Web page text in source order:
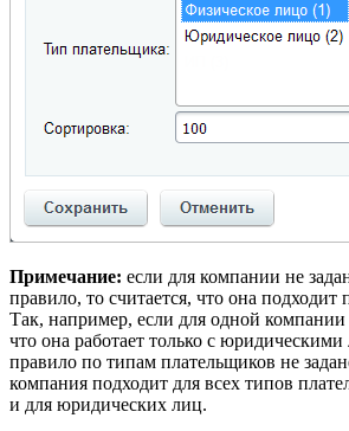
Примечание: если для компании не
правило, то считается, что она подходит
Так, например, если для одной компании
что она работает только с
правило по типам плательщиков не
компания подходит для всех типов
и для юридических лиц.